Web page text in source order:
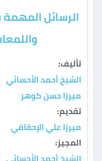
الرسائل
تأليف:
الشيخ أحمد الأحسائي
ميرزا حسن كوهر
تقديم:
ميرزا علي الإحقاقي
المجيز: